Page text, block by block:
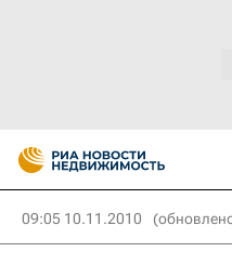
09:05 10.11.2010